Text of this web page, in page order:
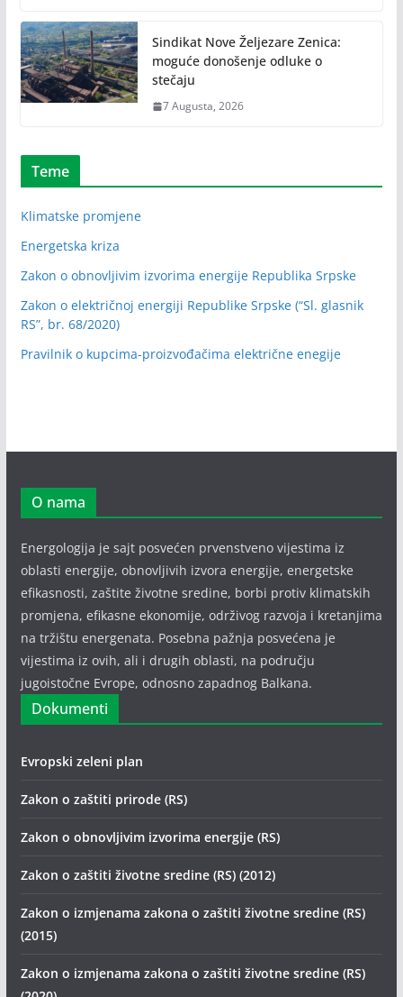
Sindikat Nove Željezare Zenica:
moguće donošenje odluke o
stečaju
7 Augusta, 2026
Teme
Klimatske promjene
Energetska kriza
Zakon o obnovljivim izvorima energije Republika Srpske
Zakon o električnoj energiji Republike Srpske (“Sl. glasnik
RS”, br. 68/2020)
Pravilnik o kupcima-proizvođačima električne enegije
O nama
Energologija je sajt posvećen prvenstveno vijestima iz
oblasti energije, obnovljivih izvora energije, energetske
efikasnosti, zaštite životne sredine, borbi protiv klimatskih
promjena, efikasne ekonomije, održivog razvoja i kretanjima
na tržištu energenata. Posebna pažnja posvećena je
vijestima iz ovih, ali i drugih oblasti, na području
jugoistočne Evrope, odnosno zapadnog Balkana.
Dokumenti
Evropski zeleni plan
Zakon o zaštiti prirode (RS)
Zakon o obnovljivim izvorima energije (RS)
Zakon o zaštiti životne sredine (RS) (2012)
Zakon o izmjenama zakona o zaštiti životne sredine (RS)
(2015)
Zakon o izmjenama zakona o zaštiti životne sredine (RS)